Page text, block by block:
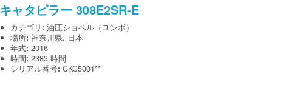
キャタピラー 308E2SR-E
カテゴリ : 油圧ショベル（ユンボ）
場所: 神奈川県, 日本
年式: 2016
時間: 2383 時間
シリアル番号: CKC5001**